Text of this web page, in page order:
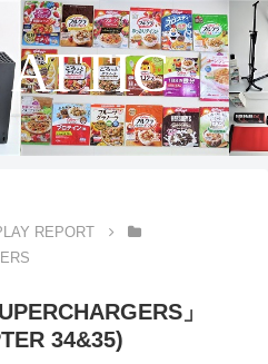
ATTIC
REPORT
」
34&35)